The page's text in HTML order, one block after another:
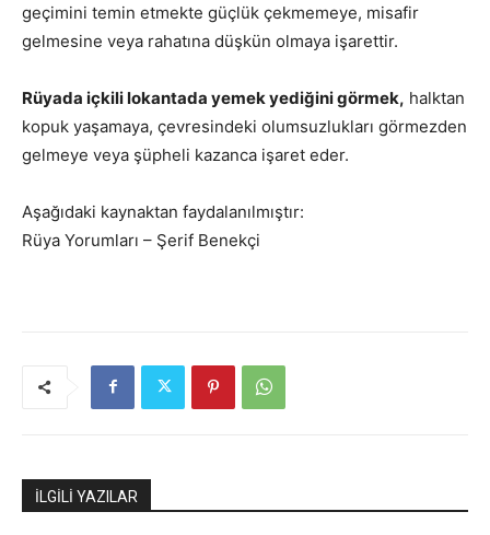
geçimini temin etmekte güçlük çekmemeye, misafir
gelmesine veya rahatına düşkün olmaya işarettir.
Rüyada içkili lokantada yemek yediğini görmek, halktan
kopuk yaşamaya, çevresindeki olumsuzlukları görmezden
gelmeye veya şüpheli kazanca işaret eder.
Aşağıdaki kaynaktan faydalanılmıştır:
Rüya Yorumları – Şerif Benekçi
İLGİLİ YAZILAR